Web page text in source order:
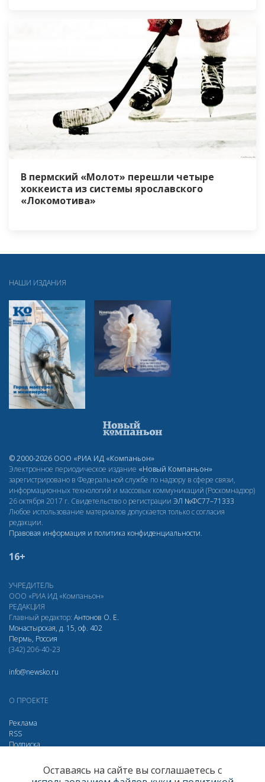
В пермский «Молот» перешли четыре
хоккеиста из системы ярославского
«Локомотива»
НАШИ ИЗДАНИЯ
© 2000-2026 ООО «РИА ИД «Компаньон»
Электронное периодическое издание «Новый Компаньон»
зарегистрировано в Федеральной службе по надзору в сфере связи,
информационных технологий и массовых коммуникаций (Роскомнадзор)
26 октября 2017 г. Свидетельство о регистрации ЭЛ №ФС77–71333
Любое использование материалов допускается только с согласия
редакции.
Правовая информация и политика конфиденциальности.
16+
УЧРЕДИТЕЛЬ
ООО «РИА ИД «Компаньон»
РЕДАКЦИЯ
Главный редактор: Антонов О. Е.
Монастырская, д. 15, оф. 402
Пермь, Россия
(342) 206-40-23
info@newsko.ru
О ПРОЕКТЕ
Реклама
RSS
Подписка
ОдноклассникиОставаясь на сайте вы соглашаетесь с